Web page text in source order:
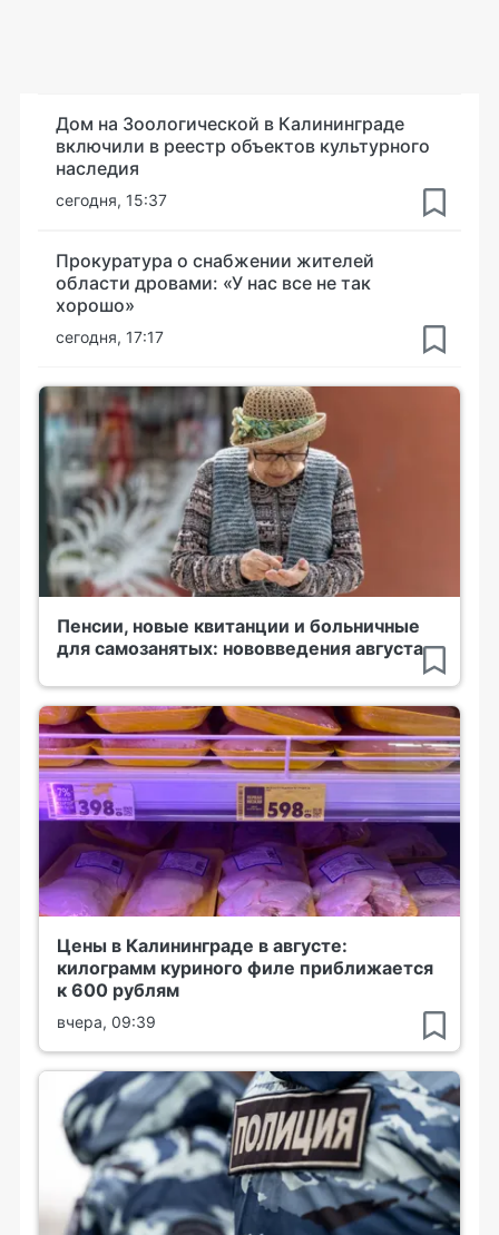
Дом на Зоологической в Калининграде
включили в реестр объектов культурного
наследия
сегодня, 15:37
Прокуратура о снабжении жителей
области дровами: «У нас все не так
хорошо»
сегодня, 17:17
Пенсии, новые квитанции и больничные
для самозанятых: нововведения августа
Цены в Калининграде в августе:
килограмм куриного филе приближается
к 600 рублям
вчера, 09:39